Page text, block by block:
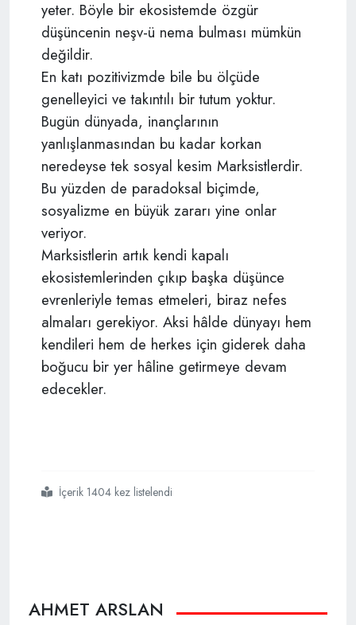
yeter. Böyle bir ekosistemde özgür
düşüncenin neşv-ü nema bulması mümkün
değildir.
En katı pozitivizmde bile bu ölçüde
genelleyici ve takıntılı bir tutum yoktur.
Bugün dünyada, inançlarının
yanlışlanmasından bu kadar korkan
neredeyse tek sosyal kesim Marksistlerdir.
Bu yüzden de paradoksal biçimde,
sosyalizme en büyük zararı yine onlar
veriyor.
Marksistlerin artık kendi kapalı
ekosistemlerinden çıkıp başka düşünce
evrenleriyle temas etmeleri, biraz nefes
almaları gerekiyor. Aksi hâlde dünyayı hem
kendileri hem de herkes için giderek daha
boğucu bir yer hâline getirmeye devam
edecekler.
#marksizm
#de
#uzaydan
#geldiİçerik 1404 kez listelendi
AHMET ARSLAN